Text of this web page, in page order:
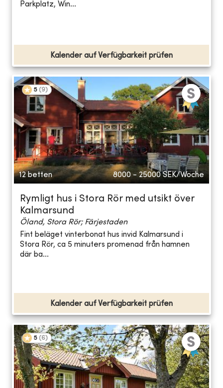
Parkplatz, Win...
Kalender auf Verfügbarkeit prüfen
5 (9)
12 betten 8000 - 25000 SEK/Woche
Rymligt hus i Stora Rör med utsikt över
Kalmarsund
Öland, Stora Rör; Färjestaden
Fint beläget vinterbonat hus invid Kalmarsund i
Stora Rör, ca 5 minuters promenad från hamnen
där ba...
Kalender auf Verfügbarkeit prüfen
5 (6)